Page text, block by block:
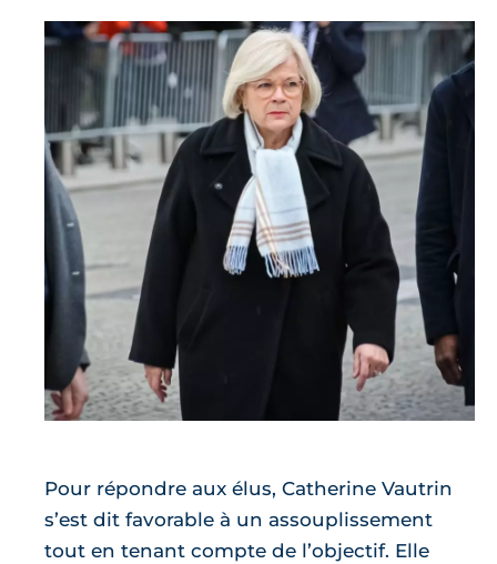
Pour répondre aux élus, Catherine Vautrin
s’est dit favorable à un assouplissement
tout en tenant compte de l’objectif. Elle